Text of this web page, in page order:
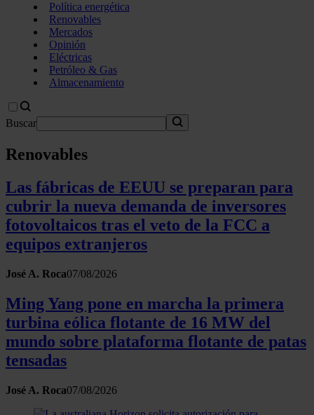
Política energética
Renovables
Mercados
Opinión
Eléctricas
Petróleo & Gas
Almacenamiento
Buscar
Renovables
Las fábricas de EEUU se preparan para
cubrir la nueva demanda de inversores
fotovoltaicos tras el veto de la FCC a
equipos extranjeros
José A. Roca07/08/2026
Ming Yang pone en marcha la primera
turbina eólica flotante de 16 MW del
mundo sobre plataforma flotante de patas
tensadas
José A. Roca07/08/2026